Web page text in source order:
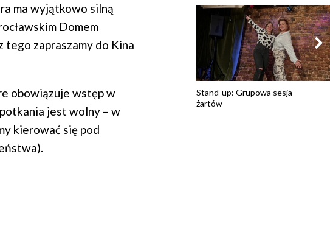
Stand-up: Grupowa sesja
żartów
ma wyjątkowo silną
Domem
tego zapraszamy do Kina
obowiązuje wstęp w
jest wolny – w
kierować się pod